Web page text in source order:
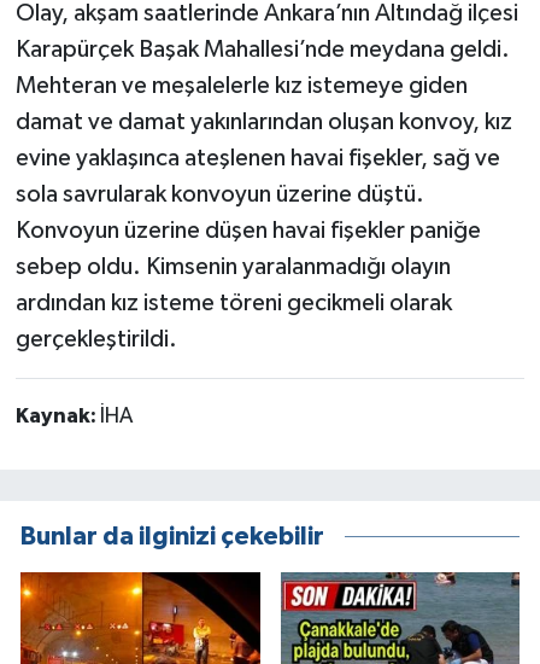
Olay, akşam saatlerinde Ankara’nın Altındağ ilçesi
Karapürçek Başak Mahallesi’nde meydana geldi.
Mehteran ve meşalelerle kız istemeye giden
damat ve damat yakınlarından oluşan konvoy, kız
evine yaklaşınca ateşlenen havai fişekler, sağ ve
sola savrularak konvoyun üzerine düştü.
Konvoyun üzerine düşen havai fişekler paniğe
sebep oldu. Kimsenin yaralanmadığı olayın
ardından kız isteme töreni gecikmeli olarak
gerçekleştirildi.
Kaynak: İHA
Bunlar da ilginizi çekebilir